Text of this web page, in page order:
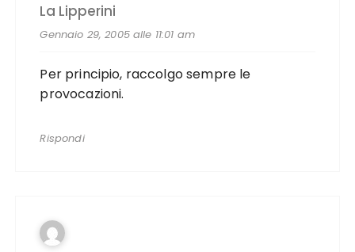
La Lipperini
Gennaio 29, 2005 alle 11:01 am
Per principio, raccolgo sempre le
provocazioni.
Rispondi